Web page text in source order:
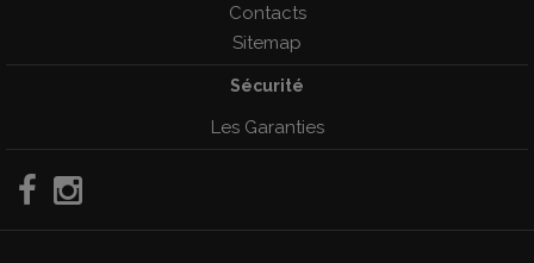
Contacts
Sitemap
Sécurité
Les Garanties